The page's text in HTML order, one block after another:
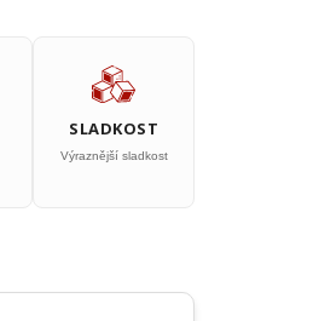
SLADKOST
Výraznější sladkost